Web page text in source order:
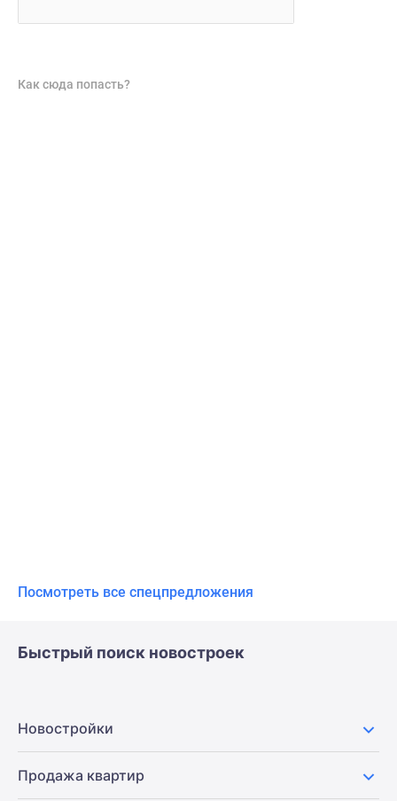
Как сюда попасть?
Посмотреть все спецпредложения
Быстрый поиск новостроек
Новостройки
Продажа квартир